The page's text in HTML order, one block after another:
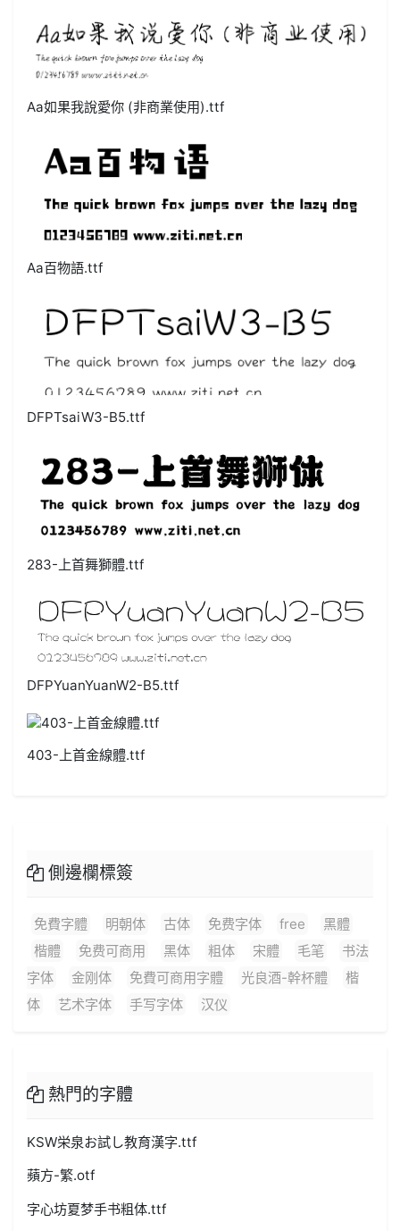
Aa如果我說愛你 (非商業使用).ttf
Aa百物語.ttf
DFPTsaiW3-B5.ttf
283-上首舞獅體.ttf
DFPYuanYuanW2-B5.ttf
403-上首金線體.ttf
側邊欄標簽
免費字體 明朝体 古体 免费字体 free
黑體
楷體
免费可商用 黑体 粗体 宋體 毛笔
书法
字体
金刚体 免費可商用字體 光良酒-幹杯體
楷
体
艺术字体 手写字体 汉仪
熱門的字體
KSW栄泉お試し教育漢字.ttf
蘋方-繁.otf
字心坊夏梦手书粗体.ttf